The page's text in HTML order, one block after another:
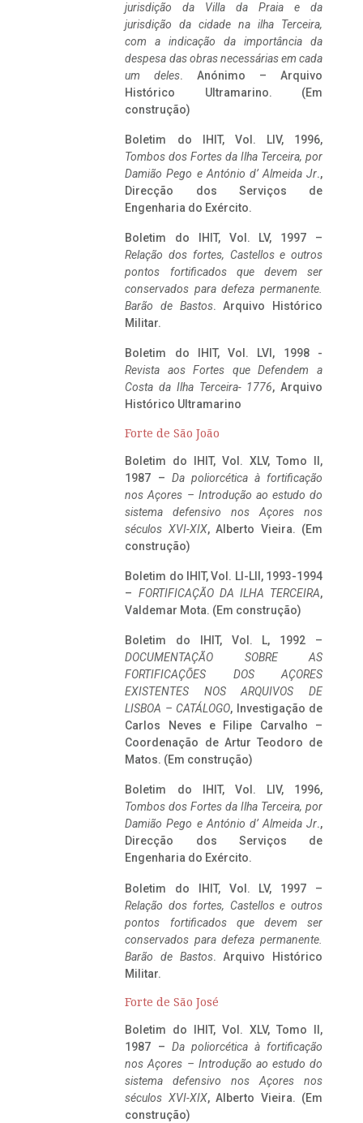
jurisdição da Villa da Praia e da
jurisdição da cidade na ilha Terceira,
com a indicação da importância da
despesa das obras necessárias em cada
um deles. Anónimo – Arquivo
Histórico Ultramarino. (Em
construção)
Boletim do IHIT, Vol. LIV, 1996,
Tombos dos Fortes da Ilha Terceira, por
Damião Pego e António d’ Almeida Jr.,
Direcção dos Serviços de
Engenharia do Exército.
Boletim do IHIT, Vol. LV, 1997 –
Relação dos fortes, Castellos e outros
pontos fortificados que devem ser
conservados para defeza permanente.
Barão de Bastos. Arquivo Histórico
Militar.
Boletim do IHIT, Vol. LVI, 1998 -
Revista aos Fortes que Defendem a
Costa da Ilha Terceira- 1776, Arquivo
Histórico Ultramarino
Forte de São João
Boletim do IHIT, Vol. XLV, Tomo II,
1987 – Da poliorcética à fortificação
nos Açores – Introdução ao estudo do
sistema defensivo nos Açores nos
séculos XVI-XIX, Alberto Vieira. (Em
construção)
Boletim do IHIT, Vol. LI-LII, 1993-1994
– FORTIFICAÇÃO DA ILHA TERCEIRA,
Valdemar Mota. (Em construção)
Boletim do IHIT, Vol. L, 1992 –
DOCUMENTAÇÃO SOBRE AS
FORTIFICAÇÕES DOS AÇORES
EXISTENTES NOS ARQUIVOS DE
LISBOA – CATÁLOGO, Investigação de
Carlos Neves e Filipe Carvalho –
Coordenação de Artur Teodoro de
Matos. (Em construção)
Boletim do IHIT, Vol. LIV, 1996,
Tombos dos Fortes da Ilha Terceira, por
Damião Pego e António d’ Almeida Jr.,
Direcção dos Serviços de
Engenharia do Exército.
Boletim do IHIT, Vol. LV, 1997 –
Relação dos fortes, Castellos e outros
pontos fortificados que devem ser
conservados para defeza permanente.
Barão de Bastos. Arquivo Histórico
Militar.
Forte de São José
Boletim do IHIT, Vol. XLV, Tomo II,
1987 – Da poliorcética à fortificação
nos Açores – Introdução ao estudo do
sistema defensivo nos Açores nos
séculos XVI-XIX, Alberto Vieira. (Em
construção)